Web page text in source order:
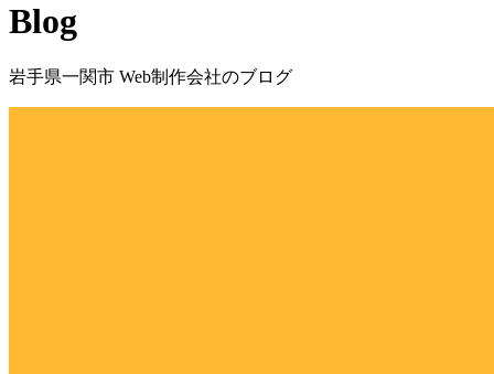
Blog
岩手県一関市 Web制作会社のブログ